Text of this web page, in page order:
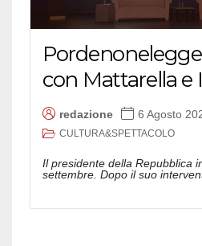
con Mattarella e
redazione 6 Agosto
CULTURA&SPETTACOLO
Il presidente della Repubblica
settembre. Dopo il suo